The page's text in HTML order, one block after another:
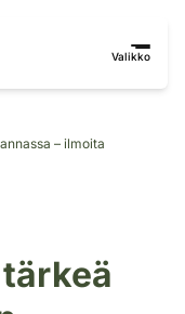
Valikko
– ilmoita